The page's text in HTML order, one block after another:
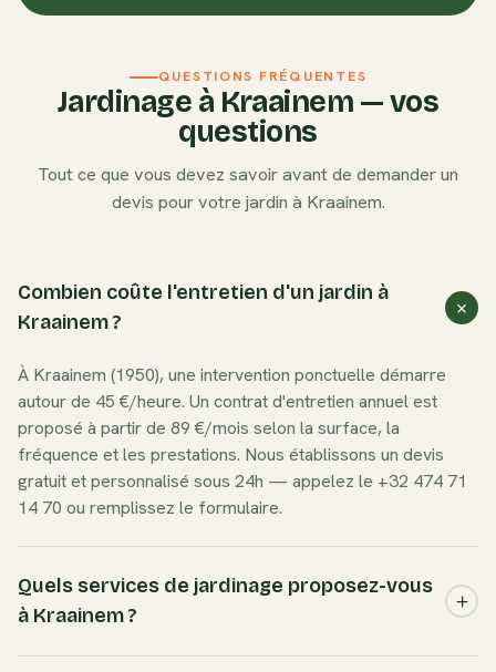
QUESTIONS FRÉQUENTES
Jardinage à Kraainem — vos
questions
Tout ce que vous devez savoir avant de demander un
devis pour votre jardin à Kraainem.
Combien coûte l'entretien d'un jardin à
Kraainem ?
À Kraainem (1950), une intervention ponctuelle démarre
autour de 45 €/heure. Un contrat d'entretien annuel est
proposé à partir de 89 €/mois selon la surface, la
fréquence et les prestations. Nous établissons un devis
gratuit et personnalisé sous 24h — appelez le +32 474 71
14 70 ou remplissez le formulaire.
Quels services de jardinage proposez-vous
à Kraainem ?